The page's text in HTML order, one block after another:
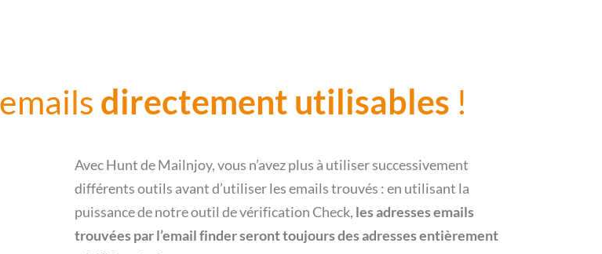
directement utilisables !
Avec Hunt de Mailnjoy, vous n’avez plus à utiliser successivement
différents outils avant d’utiliser les emails trouvés : en utilisant la
puissance de notre outil de vérification Check, les adresses emails
trouvées par l’email finder seront toujours des adresses entièrement